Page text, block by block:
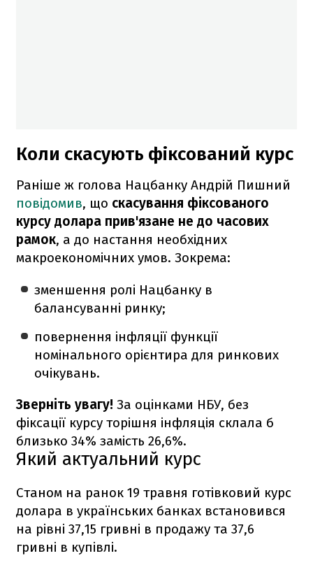
Коли скасують фіксований курс
Раніше ж голова Нацбанку Андрій Пишний
повідомив, що скасування фіксованого
курсу долара прив'язане не до часових
рамок, а до настання необхідних
макроекономічних умов. Зокрема:
зменшення ролі Нацбанку в
балансуванні ринку;
повернення інфляції функції
номінального орієнтира для ринкових
очікувань.
Зверніть увагу! За оцінками НБУ, без
фіксації курсу торішня інфляція склала б
близько 34% замість 26,6%.
Який актуальний курс
Станом на ранок 19 травня готівковий курс
долара в українських банках встановився
на рівні 37,15 гривні в продажу та 37,6
гривні в купівлі.